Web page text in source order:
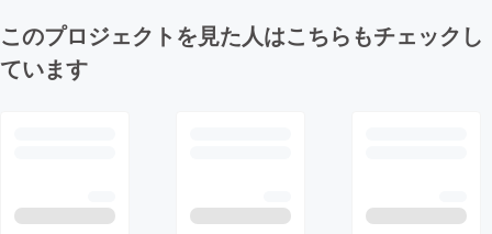
このプロジェクトを見た人はこちらもチェックし
ています